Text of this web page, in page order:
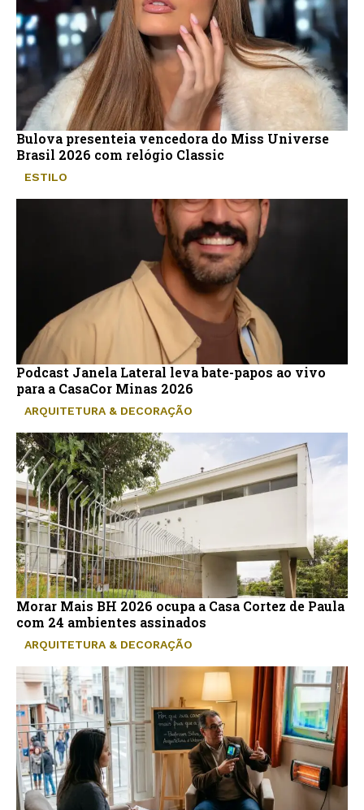
Bulova presenteia vencedora do Miss Universe
Brasil 2026 com relógio Classic
ESTILO
Podcast Janela Lateral leva bate-papos ao vivo
para a CasaCor Minas 2026
ARQUITETURA & DECORAÇÃO
Morar Mais BH 2026 ocupa a Casa Cortez de Paula
com 24 ambientes assinados
ARQUITETURA & DECORAÇÃO